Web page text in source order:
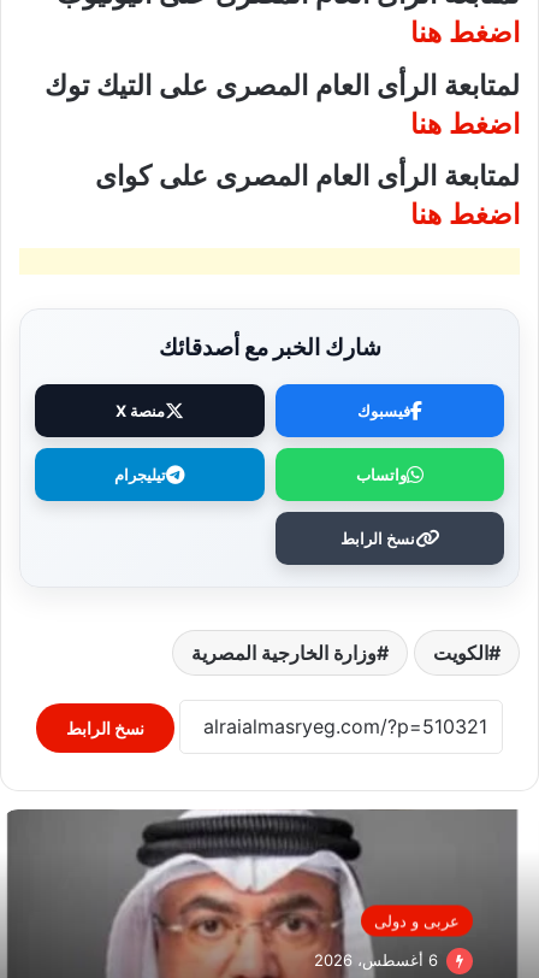
اضغط هنا
لمتابعة الرأى العام المصرى على التيك توك
اضغط هنا
لمتابعة الرأى العام المصرى على كواى
اضغط هنا
شارك الخبر مع أصدقائك
فيسبوك منصة X
واتساب تيليجرام
نسخ الرابط
الكويت وزارة الخارجية المصرية
نسخ الرابط
عربى و دولى
6 أغسطس، 2026